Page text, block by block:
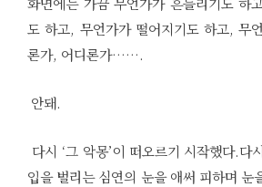
도 하고, 무언가가 떨어지기도 하고, 무
론가, 어디론가…….
안돼.
다시 ‘그 악몽’이 떠오르기 시작했다.다
입을 벌리는 심연의 눈을 애써 피하며 눈